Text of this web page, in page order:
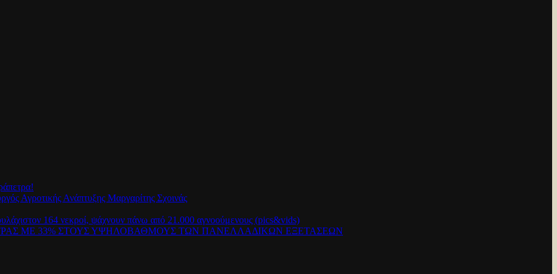
Αγροτικής Ανάπτυξης Μαργαρίτης Σχοινάς
164 νεκροί, ψάχνουν πάνω από 21.000 αγνοούμενους (pics&vids)
ΜΕ 33% ΣΤΟΥΣ ΥΨΗΛΟΒΑΘΜΟΥΣ ΤΩΝ ΠΑΝΕΛΛΑΔΙΚΩΝ ΕΞΕΤΑΣΕΩΝ